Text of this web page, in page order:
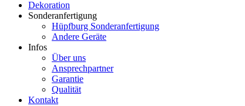
Dekoration
Sonderanfertigung
Hüpfburg Sonderanfertigung
Andere Geräte
Infos
Über uns
Ansprechpartner
Garantie
Qualität
Kontakt